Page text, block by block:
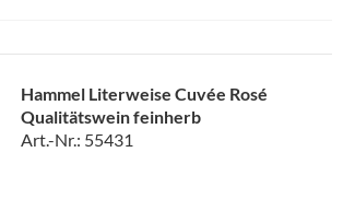
Hammel Literweise Cuvée Rosé
Qualitätswein feinherb
Art.-Nr.: 55431